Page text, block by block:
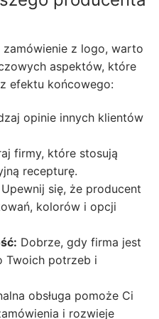
z logo, warto
aspektów, które
efektu końcowego:
opinie innych klientów
firmy, które stosują
recepturę.
Upewnij się, że producent
kolorów i opcji
Dobrze, gdy firma jest
Twoich potrzeb i
obsługa pomoże Ci
i rozwieje